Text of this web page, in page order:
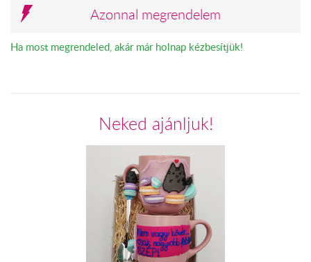
Azonnal megrendelem
Ha most megrendeled, akár már holnap kézbesítjük!
Neked ajánljuk!